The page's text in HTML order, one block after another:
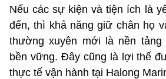
Nếu các sự kiện và tiện ích là
đến, thì khả năng giữ chân họ
thường xuyên mới là nền tảng
bền vững. Đây cũng là lợi thế
thực tế vận hành tại Halong